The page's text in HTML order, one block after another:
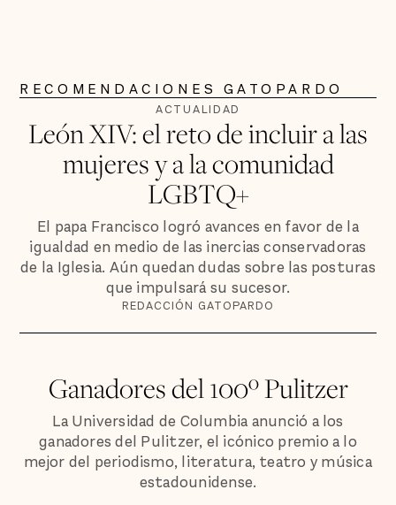
RECOMENDACIONES GATOPARDO
ACTUALIDAD
León XIV: el reto de incluir a las
mujeres y a la comunidad
LGBTQ+
El papa Francisco logró avances en favor de la
igualdad en medio de las inercias conservadoras
de la Iglesia. Aún quedan dudas sobre las posturas
que impulsará su sucesor.
REDACCIÓN GATOPARDO
Ganadores del 100º Pulitzer
La Universidad de Columbia anunció a los
ganadores del Pulitzer, el icónico premio a lo
mejor del periodismo, literatura, teatro y música
estadounidense.